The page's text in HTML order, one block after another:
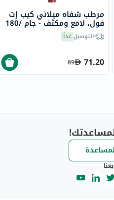
مرطب شفاه ميلاني كيب إت
فول، لامع ومكثف - جام /180
التوصيلغداً
71.20
89